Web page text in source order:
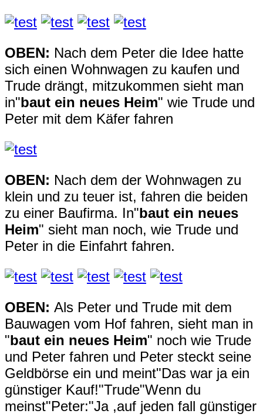
OBEN: Nach dem Peter die Idee hatte
sich einen Wohnwagen zu kaufen und
Trude drängt, mitzukommen sieht man
in"baut ein neues Heim" wie Trude und
Peter mit dem Käfer fahren
OBEN: Nach dem der Wohnwagen zu
klein und zu teuer ist, fahren die beiden
zu einer Baufirma. In"baut ein neues
Heim" sieht man noch, wie Trude und
Peter in die Einfahrt fahren.
OBEN: Als Peter und Trude mit dem
Bauwagen vom Hof fahren, sieht man in
"baut ein neues Heim" noch wie Trude
und Peter fahren und Peter steckt seine
Geldbörse ein und meint"Das war ja ein
günstiger Kauf!"Trude"Wenn du
meinst"Peter:"Ja ,auf jeden fall günstiger